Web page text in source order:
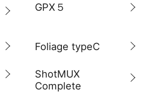
GPX５
Foliage typeC
ShotMUX
Complete